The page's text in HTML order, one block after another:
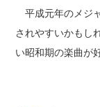
平成元年のメジ
されやすいかもし
い昭和期の楽曲が